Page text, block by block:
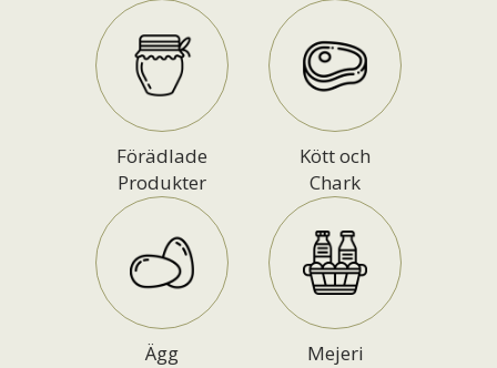
Förädlade
Produkter
Kött och
Chark
Ägg Mejeri